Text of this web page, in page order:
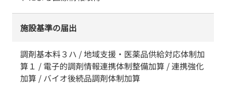
施設基準の届出
調剤基本料３ハ / 地域支援・医薬品供給対応体制加
算１ / 電子的調剤情報連携体制整備加算 / 連携強化
加算 / バイオ後続品調剤体制加算